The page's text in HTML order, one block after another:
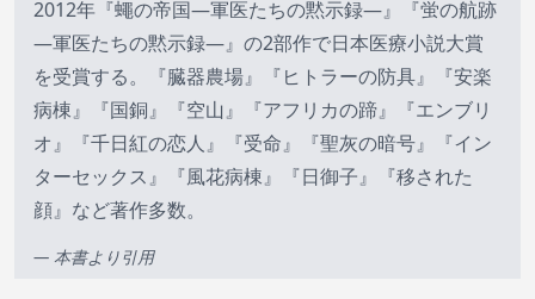
2012年『蠅の帝国―軍医たちの黙示録―』『蛍の航跡
―軍医たちの黙示録―』の2部作で日本医療小説大賞
を受賞する。『臓器農場』『ヒトラーの防具』『安楽
病棟』『国銅』『空山』『アフリカの蹄』『エンブリ
オ』『千日紅の恋人』『受命』『聖灰の暗号』『イン
ターセックス』『風花病棟』『日御子』『移された
顔』など著作多数。
— 本書より引用